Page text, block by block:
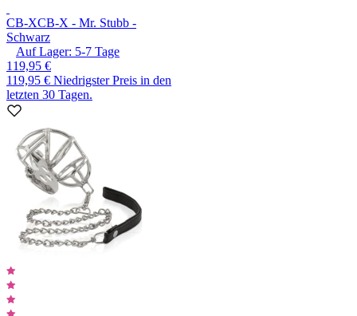
CB-XCB-X - Mr. Stubb -
Schwarz
Auf Lager: 5-7 Tage
119,95 €
119,95 € Niedrigster Preis in den
letzten 30 Tagen.